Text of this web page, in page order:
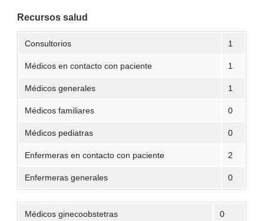
Recursos salud
Consultorios 1
Médicos en contacto con paciente 1
Médicos generales 1
Médicos familiares 0
Médicos pediatras 0
Enfermeras en contacto con paciente 2
Enfermeras generales 0
Médicos ginecoobstetras 0